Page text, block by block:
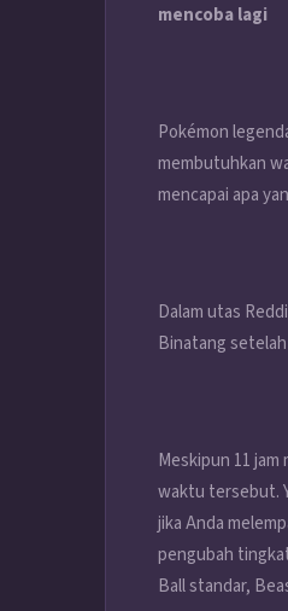
mencoba lagi
Pokémon
membutuhkan
mencapai apa
Dalam utas
Binatang setelah
Meskipun 11
waktu tersebut.
jika Anda
pengubah
Ball standar,